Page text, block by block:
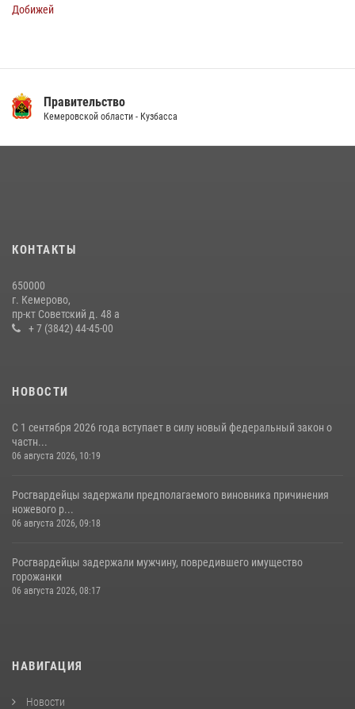
Добижей
14 июля 2026, 08:52 1
20 июля 2026, 08:52
гипермаркета товары на 13 тысяч рублей (ВИДЕО)
16 июля 2026, 06:43
Правительство
Кемеровской области - Кузбасса
КОНТАКТЫ
650000
г. Кемерово,
пр-кт Советский д. 48 а
+ 7 (3842) 44-45-00
НОВОСТИ
С 1 сентября 2026 года вступает в силу новый федеральный закон о
частн...
06 августа 2026, 10:19
Росгвардейцы задержали предполагаемого виновника причинения
ножевого р...
06 августа 2026, 09:18
Росгвардейцы задержали мужчину, повредившего имущество
горожанки
06 августа 2026, 08:17
НАВИГАЦИЯ
Новости